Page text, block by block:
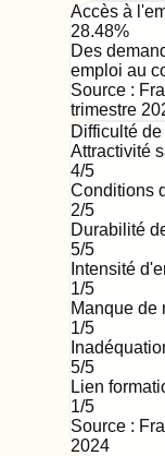
Accès à
28.48%
Des
emploi au
Source :
trimestre
Difficulté
Attractivité
4/5
Conditions
2/5
Durabilité
5/5
Intensité
1/5
Manque de
1/5
5/5
Lien
1/5
Source :
2024